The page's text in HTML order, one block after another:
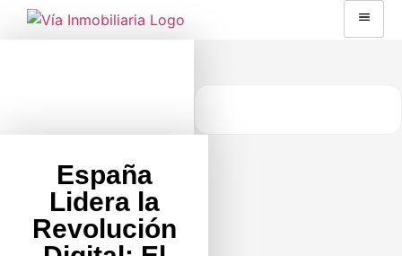
España
Lidera la
Revolución